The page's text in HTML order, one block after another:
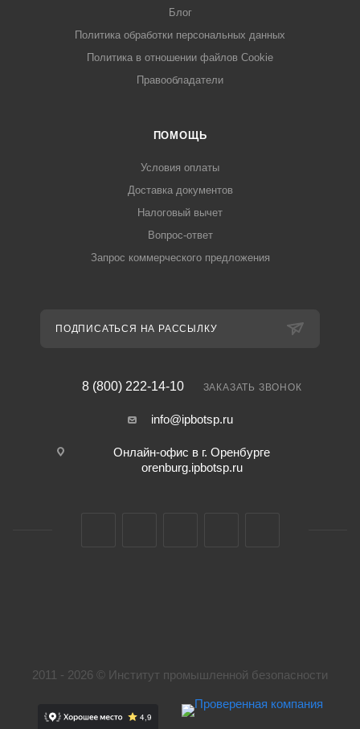
Блог
Политика обработки персональных данных
Политика в отношении файлов Cookie
Правообладатели
ПОМОЩЬ
Условия оплаты
Доставка документов
Налоговый вычет
Вопрос-ответ
Запрос коммерческого предложения
ПОДПИСАТЬСЯ НА РАССЫЛКУ
8 (800) 222-14-10 ЗАКАЗАТЬ ЗВОНОК
info@ipbotsp.ru
Онлайн-офис в г. Оренбурге
orenburg.ipbotsp.ru
2011 - 2026 © Институт промышленной безопасности